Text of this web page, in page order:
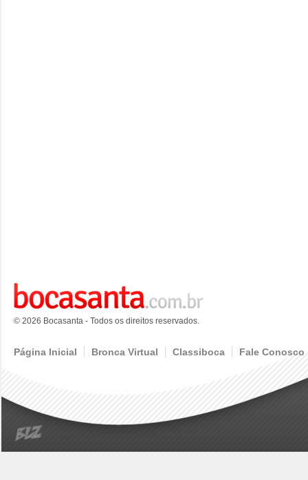
© 2026 Bocasanta - Todos os direitos reservados.
Página Inicial Bronca Virtual Classiboca Fale Conosco